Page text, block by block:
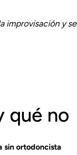
improvisación y se
qué no
sin ortodoncista